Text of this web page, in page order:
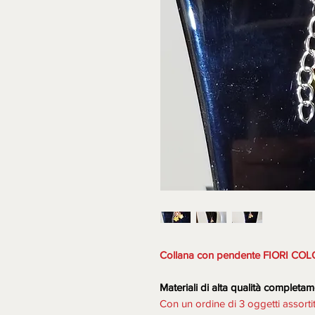
Collana con pendente FIORI
Materiali di alta qualità
Con un ordine di 3 oggetti